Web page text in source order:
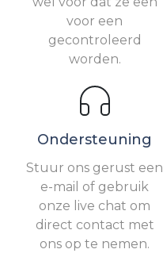
voor een
gecontroleerd
worden.
Ondersteuning
Stuur ons gerust een
e-mail of gebruik
onze live chat om
direct contact met
ons op te nemen.